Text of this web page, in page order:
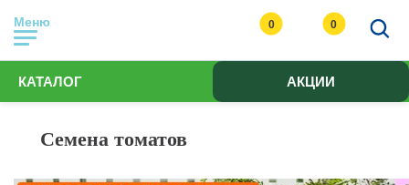
Меню 0 0
КАТАЛОГ АКЦИИ
Семена томатов